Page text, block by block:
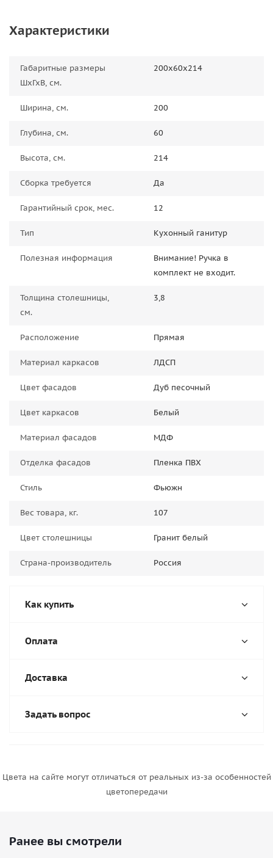
Характеристики
Габаритные размеры
ШхГхВ, см.
200х60х214
Ширина, см. 200
Глубина, см. 60
Высота, см. 214
Сборка требуется Да
Гарантийный срок, мес. 12
Тип Кухонный ганитур
Полезная информация
Внимание! Ручка в
комплект не входит.
Толщина столешницы,
см.
3,8
Расположение Прямая
Материал каркасов ЛДСП
Цвет фасадов Дуб песочный
Цвет каркасов Белый
Материал фасадов МДФ
Отделка фасадов Пленка ПВХ
Стиль Фьюжн
Вес товара, кг. 107
Цвет столешницы Гранит белый
Страна-производитель Россия
Как купить
Оплата
Доставка
Задать вопрос
Цвета на сайте могут отличаться от реальных из-за особенностей
цветопередачи
Ранее вы смотрели